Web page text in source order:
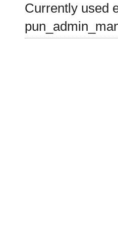
Currently used